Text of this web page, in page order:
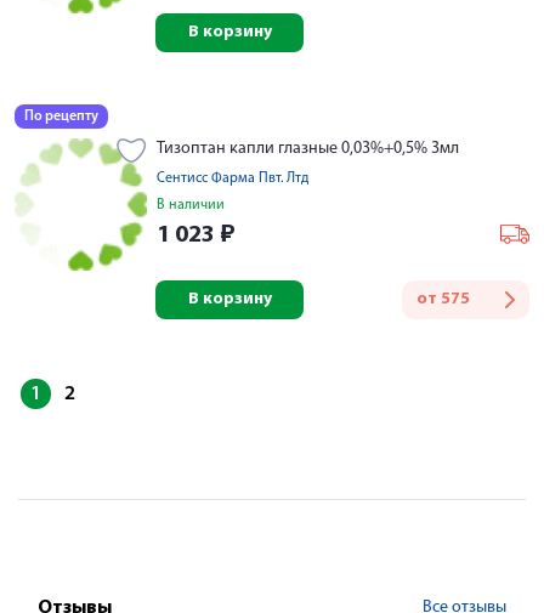
В корзину
По рецепту
Тизоптан капли глазные 0,03%+0,5% 3мл
Сентисс Фарма Пвт. Лтд
В наличии
1 023 ₽
от 575
В корзину
1 2
Отзывы Все отзывы